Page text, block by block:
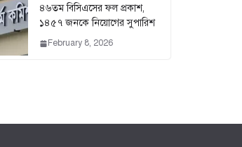
৪৬তম বিসিএসের ফল প্রকাশ,
১৪৫৭ জনকে নিয়োগের সুপারিশ
February 8, 2026